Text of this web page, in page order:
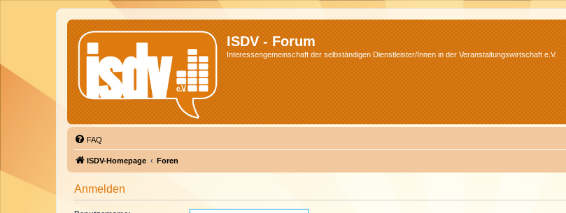
ISDV - Forum
Interessengemeinschaft der selbständigen Dienstleister/Innen in der Veranstaltungswirtschaft e.V.
FAQ
ISDV-Homepage Foren
Anmelden